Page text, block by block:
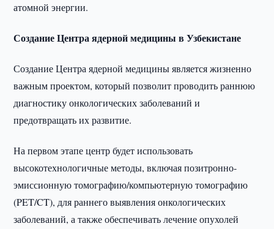
атомной энергии.
Создание Центра ядерной медицины в Узбекистане
Создание Центра ядерной медицины является жизненно
важным проектом, который позволит проводить раннюю
диагностику онкологических заболеваний и
предотвращать их развитие.
На первом этапе центр будет использовать
высокотехнологичные методы, включая позитронно-
эмиссионную томографию/компьютерную томографию
(PET/CT), для раннего выявления онкологических
заболеваний, а также обеспечивать лечение опухолей